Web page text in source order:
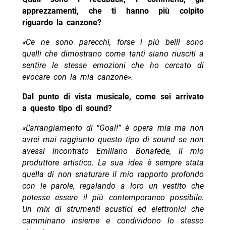
apprezzamenti, che ti hanno più colpito
riguardo la canzone?
«Ce ne sono parecchi, forse i più belli sono
quelli che dimostrano come tanti siano riusciti a
sentire le stesse emozioni che ho cercato di
evocare con la mia canzone».
Dal punto di vista musicale, come sei arrivato
a questo tipo di sound?
«L’arrangiamento di “Goal!” è opera mia ma non
avrei mai raggiunto questo tipo di sound se non
avessi incontrato Emiliano Bonafede, il mio
produttore artistico. La sua idea è sempre stata
quella di non snaturare il mio rapporto profondo
con le parole, regalando a loro un vestito che
potesse essere il più contemporaneo possibile.
Un mix di strumenti acustici ed elettronici che
camminano insieme e condividono lo stesso